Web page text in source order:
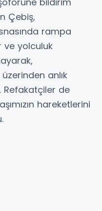
Çebiş,
rampa
ve yolculuk
anlık
Refakatçiler de
hareketlerini